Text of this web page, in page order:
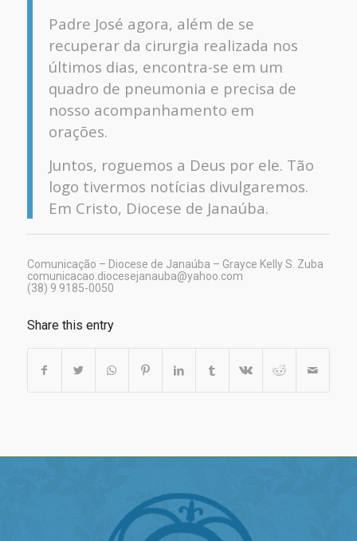
Padre José agora, além de se
recuperar da cirurgia realizada nos
últimos dias, encontra-se em um
quadro de pneumonia e precisa de
nosso acompanhamento em
orações.
Juntos, roguemos a Deus por ele. Tão
logo tivermos notícias divulgaremos.
Em Cristo, Diocese de Janaúba.
Comunicação – Diocese de Janaúba – Grayce Kelly S. Zuba
comunicacao.diocesejanauba@yahoo.com
(38) 9 9185-0050
Share this entry